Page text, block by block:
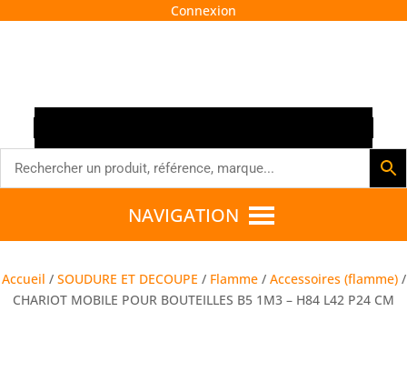
Connexion
NAVIGATION
Accueil / SOUDURE ET DECOUPE / Flamme/ Accessoires (flamme)/
CHARIOT MOBILE POUR BOUTEILLES B5 1M3 – H84 L42 P24 CM